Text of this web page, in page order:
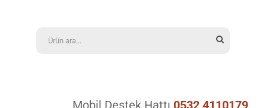
Mobil Destek Hattı 0532 4110179